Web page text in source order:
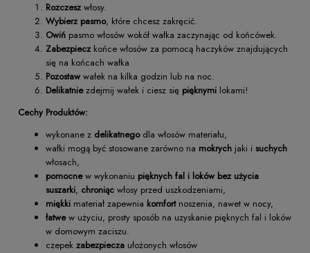
Rozczeszwłosy.
Wybierz pasmo, które chcesz zakręcić.
Owiń pasmo włosów wokół wałka zaczynając od końcówek.
Zabezpieczkońce włosów za pomocą haczyków znajdujących
się na końcach wałka
Pozostaw wałek na kilka godzin lub na noc.
Delikatniezdejmij wałek i ciesz się pięknymi lokami!
Cechy Produktów:
wykonane z delikatnegodla włosów materiału,
wałki mogą być stosowane zarówno na mokrych jaki i suchych
włosach,
pomocnew wykonaniu pięknych fal i loków bez użycia
suszarki, chroniąc włosy przed uszkodzeniami,
miękki materiał zapewnia komfort noszenia, nawet w nocy,
łatwew użyciu, prosty sposób na uzyskanie pięknych fal i loków
w domowym zaciszu.
czepek zabezpiecza ułożonych włosów